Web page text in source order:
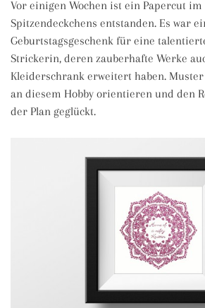
Vor einigen Wochen ist ein Papercut im
Spitzendeckchens entstanden. Es war
Geburtstagsgeschenk für eine
Strickerin, deren zauberhafte Werke
Kleiderschrank erweitert haben.
an diesem Hobby orientieren und den
der Plan geglückt.